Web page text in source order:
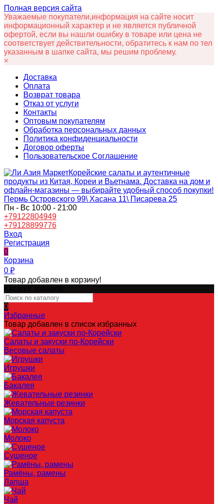
Полная версия сайта
Уважаемые покупатели,информация на сайте носит
информационный характер и не является публичной
офертой, если вы нашли ошибку в товаре или цена не
соответствует действительности, обратитесь к нам по тел
указанным в шапке сайта, мы решим проблему.
×
Доставка
Оплата
Возврат товара
Отказ от услуги
Контакты
Оптовым покупателям
Обработка персональных данных
Политика конфиденциальности
Договор оферты
Пользовательское Соглашение
Корейские салаты и аутентичные
продукты из Китая, Кореи и Вьетнама. Доставка на дом и
офлайн‑магазины — выбирайте удобный способ покупки!
Пермь Островского 99\ Хасана 11\ Писарева 25
Пн - Вс 10:00 - 21:00
+79122804949
+79128899776
Вход
Регистрация
0
Корзина
0 ₽
Товар добавлен в корзину!
0
Избранные
Товар добавлен в список избранных
Салаты и закуски по-Корейски
Весовые салаты
Игрушки
Бакалея
Жевательные резинки
Морская капуста
Молоко
Сушеное
Рамёны, рамены
Лапша
Чай